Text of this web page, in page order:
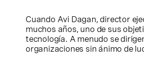
Cuando Avi Dagan, director
muchos años, uno de sus
tecnología. A menudo se
organizaciones sin ánimo de